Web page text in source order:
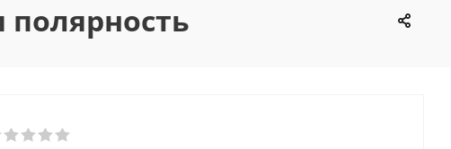
полярность